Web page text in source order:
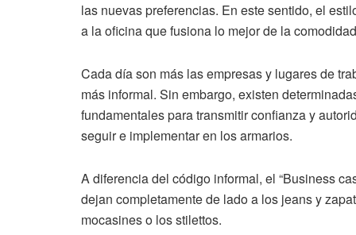
las nuevas preferencias. En este sentido, el
a la oficina que fusiona lo mejor de la
Cada día son más las empresas y lugares de
más informal. Sin embargo, existen
fundamentales para transmitir confianza y
seguir e implementar en los armarios.
A diferencia del código informal, el “Business
dejan completamente de lado a los jeans y
mocasines o los stilettos.